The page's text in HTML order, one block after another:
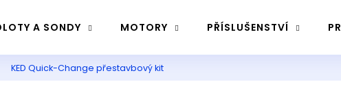
A SONDY MOTORY PŘÍSLUŠENSTVÍ
KED Quick-Change přestavbový kit
Co potřebujete najít?